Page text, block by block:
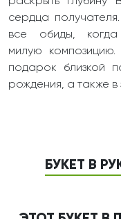
сердца
все обиды,
милую
подарок близкой
рождения, а также в
БУКЕТ В